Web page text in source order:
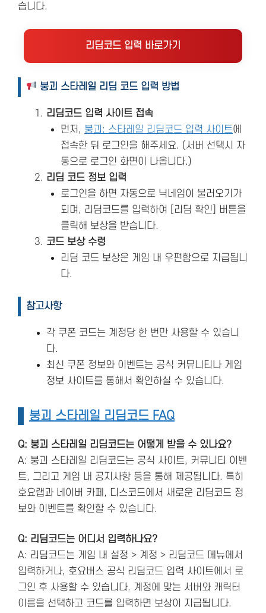
습니다.
리딤코드 입력 바로가기
붕괴 스타레일 리딤 코드 입력 방법
리딤코드 입력 사이트 접속
먼저, 붕괴: 스타레일 리딤코드 입력 사이트에
접속한 뒤 로그인을 해주세요. (서버 선택시 자
동으로 로그인 화면이 나옵니다.)
리딤 코드 정보 입력
로그인을 하면 자동으로 닉네임이 불러오기가
되며, 리딤코드를 입력하여 [리딤 확인] 버튼을
클릭해 보상을 받습니다.
코드 보상 수령
리딤 코드 보상은 게임 내 우편함으로 지급됩니
다.
참고사항
각 쿠폰 코드는 계정당 한 번만 사용할 수 있습니
다.
최신 쿠폰 정보와 이벤트는 공식 커뮤니티나 게임
정보 사이트를 통해서 확인하실 수 있습니다.
붕괴 스타레일 리딤코드 FAQ
Q: 붕괴 스타레일 리딤코드는 어떻게 받을 수 있나요?
A: 붕괴 스타레일 리딤코드는 공식 사이트, 커뮤니티 이벤
트, 그리고 게임 내 공지사항 등을 통해 제공됩니다. 특히
호요랩과 네이버 카페, 디스코드에서 새로운 리딤코드 정
보와 이벤트를 확인할 수 있습니다​.
Q: 리딤코드는 어디서 입력하나요?
A: 리딤코드는 게임 내 설정 > 계정 > 리딤코드 메뉴에서
입력하거나, 호요버스 공식 리딤코드 입력 사이트에서 로
그인 후 사용할 수 있습니다. 계정에 맞는 서버와 캐릭터
이름을 선택하고 코드를 입력하면 보상이 지급됩니다​.